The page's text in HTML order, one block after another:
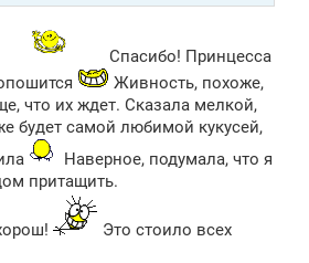
Спасибо! Принцесса
Живность, похоже,
что их ждет. Сказала мелкой,
будет самой любимой кукусей,
Наверное, подумала, что я
притащить.
Это стоило всех